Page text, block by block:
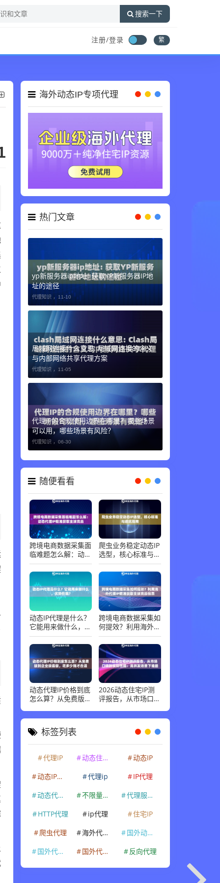
搜索一下
注册/登录 繁
海外动态IP专项代理
热门文章
yp新服务器ip地址: 获取YP新服务器IP地
址的途径
代理知识 ， 11-10
局域网连接什么意思: 局域网连接的含义
与内部网络共享代理方案
代理知识 ， 11-05
代理IP的合规使用边界在哪里？哪些场景
可以用，哪些场景有风险？
代理知识 ， 06-30
随便看看
跨境电商数据采集面
临难题怎么解：动态
代理IP精准获取全球
竞品
爬虫业务稳定动态IP
选型，核心标准与避
坑指南
动态IP代理是什么？
它能用来做什么，优
势在哪？
跨境电商数据采集如
何提效？利用海外代
理IP精准获取全球竞
品信息
动态代理IP价格到底
怎么算？从免费版到
钱才合适
2026动态住宅IP测
评报告，从市场口碑
场景下谁最稳
标签列表
代理IP 动态住宅IP
动态IP
动态IP代理
代理ip
IP代理
动态代理IP
不限量代理IP
代理服务器
HTTP代理
ip代理
住宅IP
爬虫代理
海外代理ip
国外动态IP
国外代理IP
国外代理ip 反向代理